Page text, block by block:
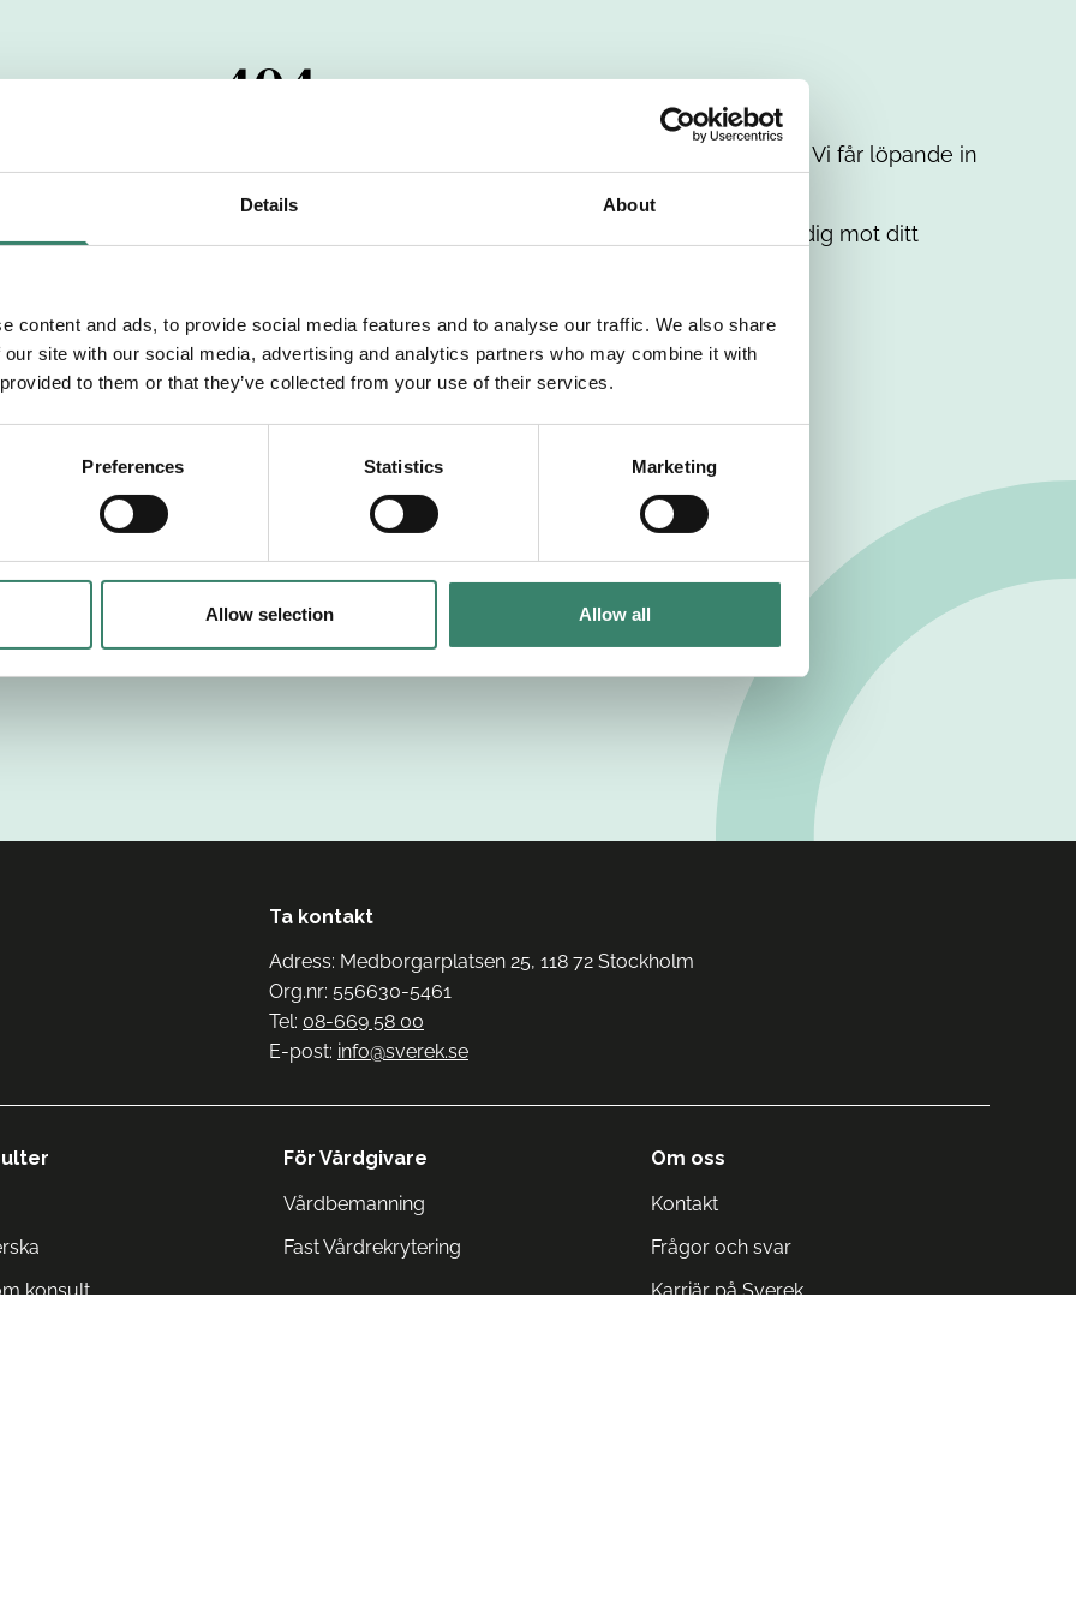
Details About
content and ads, to provide social media features and to analyse our traffic. We also share
site with our social media, advertising and analytics partners who may combine it with
to them or that they’ve collected from your use of their services.
Preferences Statistics Marketing
Allow selection Allow all
404
har passerats. Vi uppskattar verkligen ditt intresse. Misströsta inte. Vi får löpande in
dig med mer information om våra aktuella uppdrag. Tillsammans matchar vi dig mot ditt
Tillbaka till Sverek
Ta kontakt
Adress: Medborgarplatsen 25, 118 72 Stockholm
Org.nr: 556630-5461
Tel: 08-669 58 00
E-post: info@sverek.se
konsult
För Vårdgivare
Vårdbemanning
Fast Vårdrekrytering
Om oss
Kontakt
Frågor och svar
Karriär på Sverek